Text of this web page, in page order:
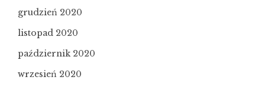
grudzień 2020
listopad 2020
październik 2020
wrzesień 2020